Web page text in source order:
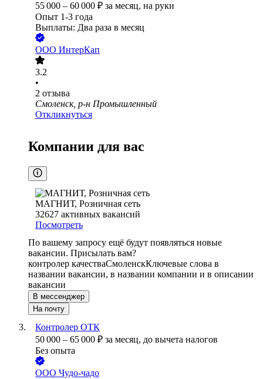
55 000 – 60 000 ₽ за месяц, на руки
Опыт 1-3 года
Выплаты: Два раза в месяц
ООО ИнтерКап
3.2
•
2 отзыва
Смоленск, р-н Промышленный
Откликнуться
Компании для вас
МАГНИТ, Розничная сеть
32627 активных вакансий
Посмотреть
По вашему запросу ещё будут появляться новые
вакансии. Присылать вам?
контролер качестваСмоленскКлючевые слова в
названии вакансии, в названии компании и в описании
вакансии
В мессенджер
На почту
Контролер ОТК
50 000 – 65 000 ₽ за месяц, до вычета налогов
Без опыта
ООО Чудо-чадо